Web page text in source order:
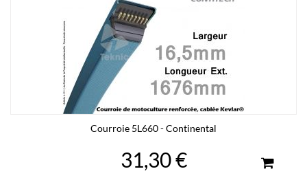
Courroie 5L660 - Continental
31,30 €